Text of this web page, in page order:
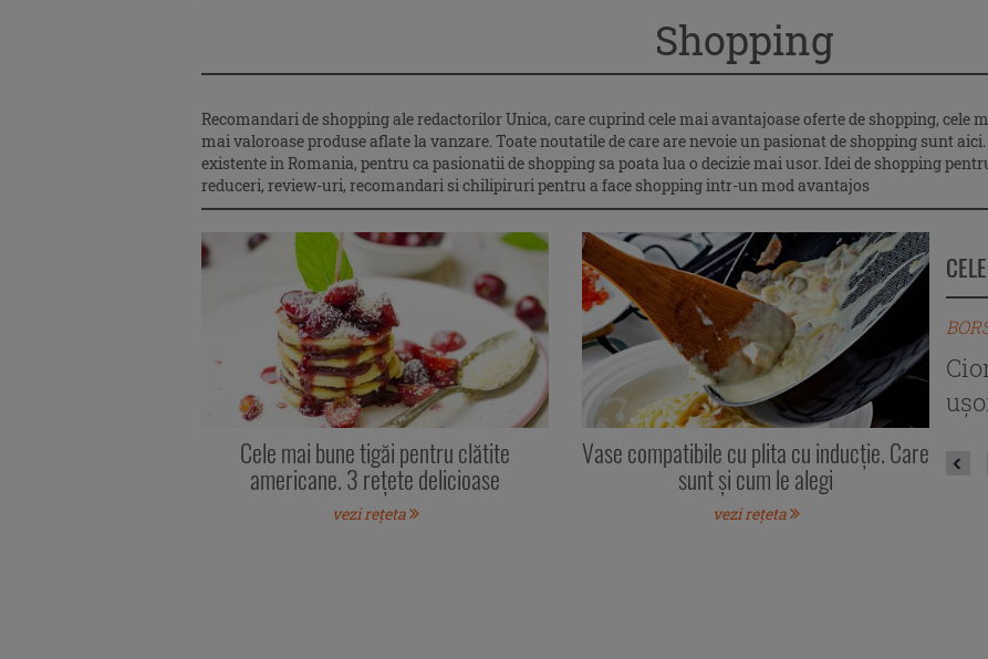
Shopping
Recomandari de shopping ale redactorilor Unica, care cuprind cele mai avantajoase oferte de shopping, cele
mai valoroase produse aflate la vanzare. Toate noutatile de care are nevoie un pasionat de shopping sunt
existente in Romania, pentru ca pasionatii de shopping sa poata lua o decizie mai usor. Idei de shopping
reduceri, review-uri, recomandari si chilipiruri pentru a face shopping intr-un mod avantajos
Cele mai bune tigăi pentru clătite
americane. 3 rețete delicioase
vezi rețeta
Vase compatibile cu plita cu inducție. Care
sunt și cum le alegi
vezi rețeta